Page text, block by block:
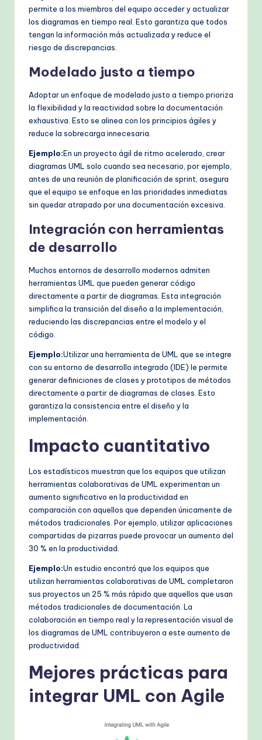
permite a los miembros del equipo acceder y actualizar
los diagramas en tiempo real. Esto garantiza que todos
tengan la información más actualizada y reduce el
riesgo de discrepancias.
Modelado justo a tiempo
Adoptar un enfoque de modelado justo a tiempo prioriza
la flexibilidad y la reactividad sobre la documentación
exhaustiva. Esto se alinea con los principios ágiles y
reduce la sobrecarga innecesaria.
Ejemplo:En un proyecto ágil de ritmo acelerado, crear
diagramas UML solo cuando sea necesario, por ejemplo,
antes de una reunión de planificación de sprint, asegura
que el equipo se enfoque en las prioridades inmediatas
sin quedar atrapado por una documentación excesiva.
Integración con herramientas
de desarrollo
Muchos entornos de desarrollo modernos admiten
herramientas UML que pueden generar código
directamente a partir de diagramas. Esta integración
simplifica la transición del diseño a la implementación,
reduciendo las discrepancias entre el modelo y el
código.
Ejemplo:Utilizar una herramienta de UML que se integre
con su entorno de desarrollo integrado (IDE) le permite
generar definiciones de clases y prototipos de métodos
directamente a partir de diagramas de clases. Esto
garantiza la consistencia entre el diseño y la
implementación.
Impacto cuantitativo
Los estadísticos muestran que los equipos que utilizan
herramientas colaborativas de UML experimentan un
aumento significativo en la productividad en
comparación con aquellos que dependen únicamente de
métodos tradicionales. Por ejemplo, utilizar aplicaciones
compartidas de pizarras puede provocar un aumento del
30 % en la productividad.
Ejemplo:Un estudio encontró que los equipos que
utilizan herramientas colaborativas de UML completaron
sus proyectos un 25 % más rápido que aquellos que usan
métodos tradicionales de documentación. La
colaboración en tiempo real y la representación visual de
los diagramas de UML contribuyeron a este aumento de
productividad.
Mejores prácticas para
integrar UML con Agile